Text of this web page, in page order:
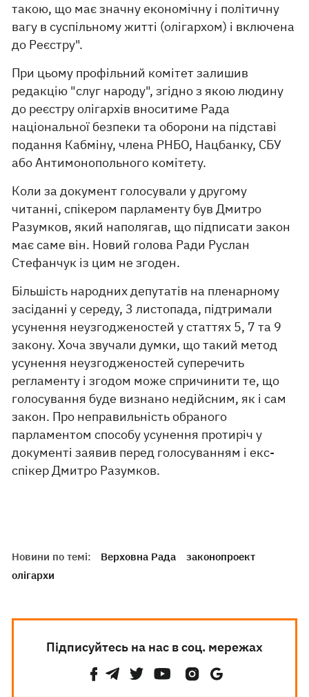
такою, що має значну економічну і політичну
вагу в суспільному житті (олігархом) і включена
до Реєстру".
При цьому профільний комітет залишив
редакцію "слуг народу", згідно з якою людину
до реєстру олігархів вноситиме Рада
національної безпеки та оборони на підставі
подання Кабміну, члена РНБО, Нацбанку, СБУ
або Антимонопольного комітету.
Коли за документ голосували у другому
читанні, спікером парламенту був Дмитро
Разумков, який наполягав, що підписати закон
має саме він. Новий голова Ради Руслан
Стефанчук із цим не згоден.
Більшість народних депутатів на пленарному
засіданні у середу, 3 листопада, підтримали
усунення неузгодженостей у статтях 5, 7 та 9
закону. Хоча звучали думки, що такий метод
усунення неузгодженостей суперечить
регламенту і згодом може спричинити те, що
голосування буде визнано недійсним, як і сам
закон. Про неправильність обраного
парламентом способу усунення протиріч у
документі заявив перед голосуванням і екс-
спікер Дмитро Разумков.
Новини по темі: Верховна Рада
законопроект
олігархи
Підписуйтесь на нас в соц. мережах